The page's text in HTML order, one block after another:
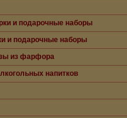
и подарочные наборы
и подарочные наборы
из фарфора
напитков